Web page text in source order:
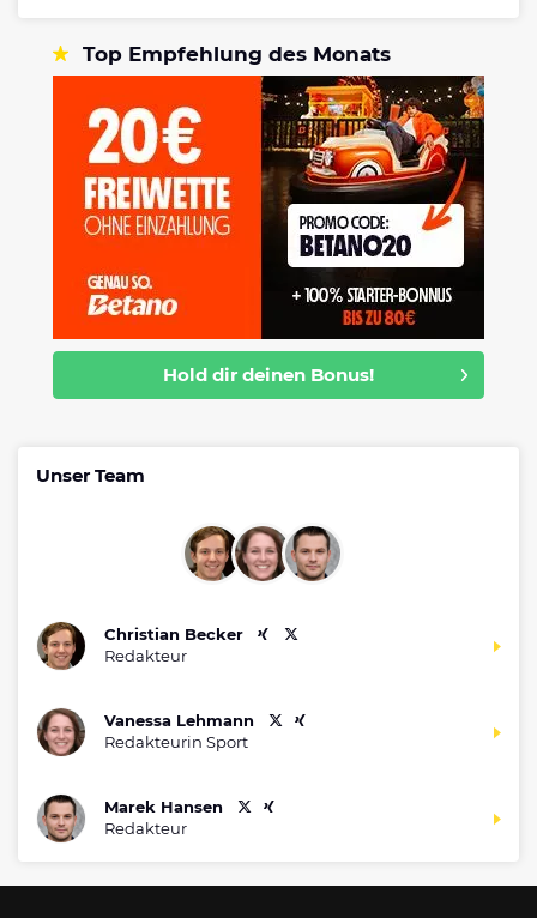
Top Empfehlung des Monats
Hold dir deinen Bonus!
Unser Team
Christian Becker
Redakteur
Vanessa Lehmann
Redakteurin Sport
Marek Hansen
Redakteur